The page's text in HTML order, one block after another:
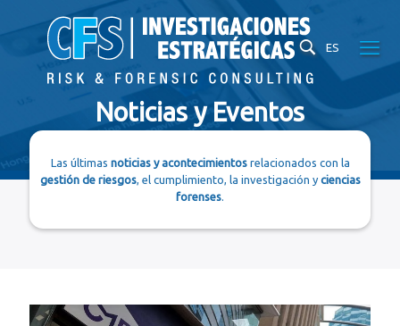
ES
Noticias y Eventos
Las últimas noticias y acontecimientosrelacionados con la
gestión de riesgos, el cumplimiento, la investigación yciencias
forenses.